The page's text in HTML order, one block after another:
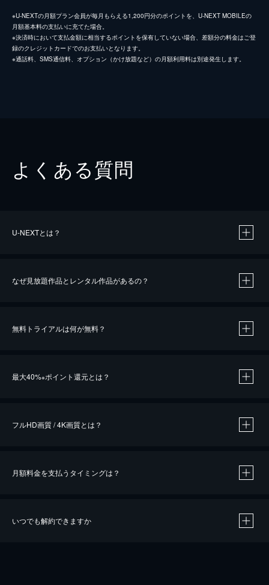
※U-NEXTの月額プラン会員が毎月もらえる1,200円分のポイントを、U-NEXT MOBILEの
月額基本料の支払いに充てた場合。
※決済時において支払金額に相当するポイントを保有していない場合、差額分の料金はご登
録のクレジットカードでのお支払いとなります。
※通話料、SMS通信料、オプション（かけ放題など）の月額利用料は別途発生します。
よくある質問
U-NEXTとは？
なぜ見放題作品とレンタル作品があるの？
無料トライアルは何が無料？
最大40%※ポイント還元とは？
※40％ポイント還元の対象は、クレジットカード決済による作品の購入 / レンタルです。
iOSアプリのUコイン決済による作品の購入 / レンタルは、20％のポイント還元です。
フルHD画質 / 4K画質とは？
月額料金を支払うタイミングは？
いつでも解約できますか